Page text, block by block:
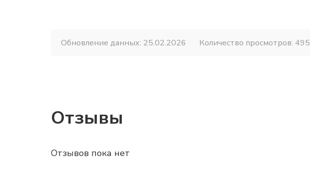
Обновление данных: 25.02.2026 Количество просмотров: 495
Отзывы
Отзывов пока нет